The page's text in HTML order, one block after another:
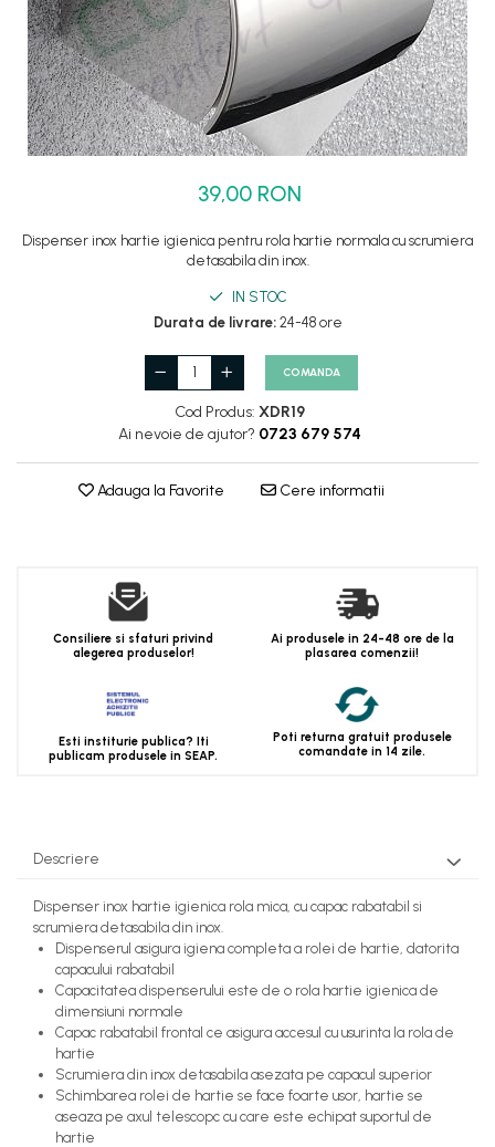
Set dus complet echipat
Suport prindere para dus
Baterie salon
Baterii bideu
Baterii cada-Coloana dus
Dus baie complet
39,00 RON
Dispenser inox hartie igienica pentru rola hartie normala cu scrumiera
detasabila din inox.
IN STOC
Durata de livrare:24-48 ore
COMANDA
Cod Produs: XDR19
Ai nevoie de ajutor? 0723 679 574
Adauga la Favorite Cere informatii
Consiliere si sfaturi privind
alegerea produselor!
Ai produsele in 24-48 ore de la
plasarea comenzii!
Esti institurie publica? Iti
publicam produsele in SEAP.
Poti returna gratuit produsele
comandate in 14 zile.
Descriere
Dispenser inox hartie igienica rola mica, cu capac rabatabil si
scrumiera detasabila din inox.
Dispenserul asigura igiena completa a rolei de hartie, datorita
capacului rabatabil
Capacitatea dispenserului este de o rola hartie igienica de
dimensiuni normale
Capac rabatabil frontal ce asigura accesul cu usurinta la rola de
hartie
Scrumiera din inox detasabila asezata pe capacul superior
Schimbarea rolei de hartie se face foarte usor, hartie se
aseaza pe axul telescopc cu care este echipat suportul de
hartie